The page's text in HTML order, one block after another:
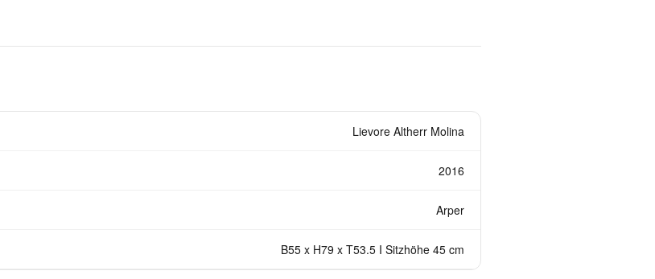
Lievore Altherr Molina
2016
Arper
B55 x H79 x T53.5 I Sitzhöhe 45 cm